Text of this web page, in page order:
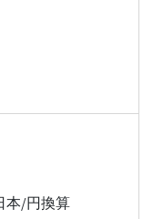
本/円換算